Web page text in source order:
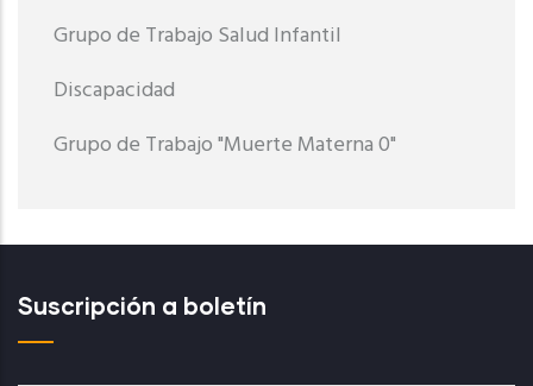
Grupo de Trabajo Salud Infantil
Discapacidad
Grupo de Trabajo "Muerte Materna 0"
Suscripción a boletín